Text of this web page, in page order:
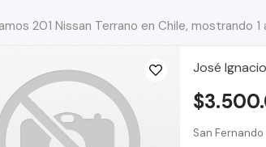
201 Nissan Terrano en Chile, mostrando
José
San Fernando